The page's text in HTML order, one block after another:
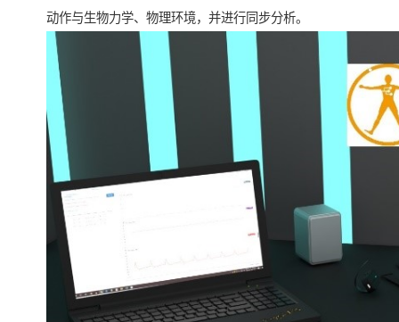
动作与生物力学、物理环境，并进行同步分析。